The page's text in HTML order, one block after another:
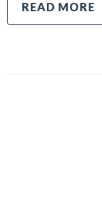
READ MORE